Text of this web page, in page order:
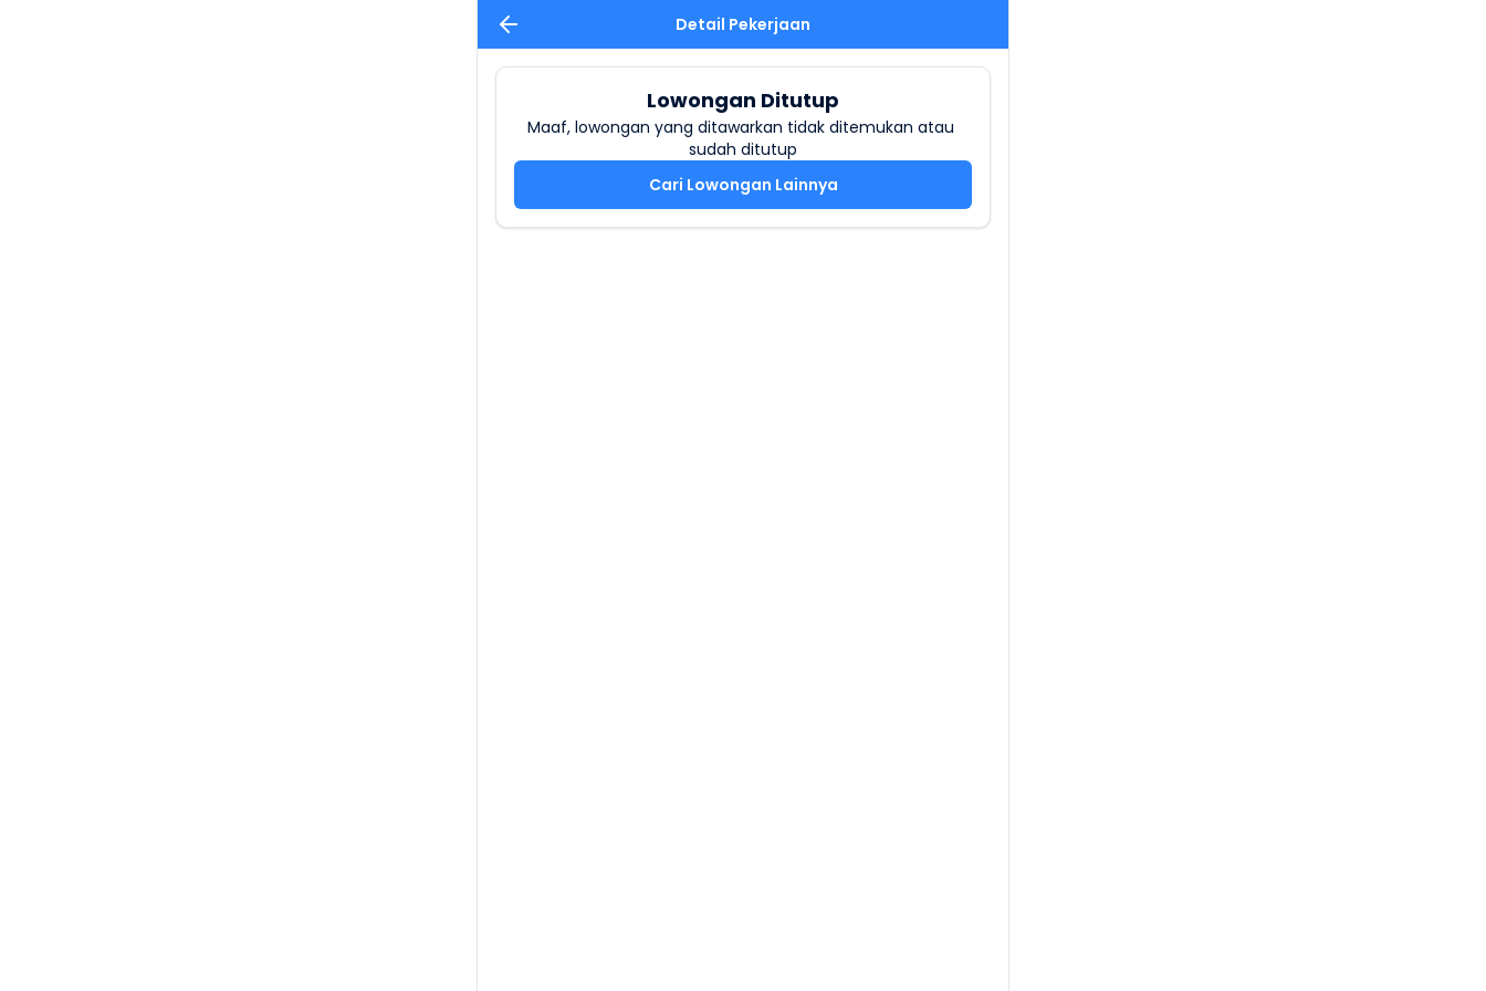
Detail Pekerjaan
Lowongan Ditutup
Maaf, lowongan yang ditawarkan tidak ditemukan atau
sudah ditutup
Cari Lowongan Lainnya